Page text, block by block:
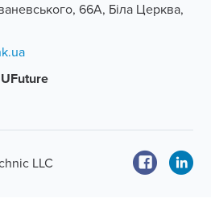
66А, Біла Церква,
UFuture
LLC